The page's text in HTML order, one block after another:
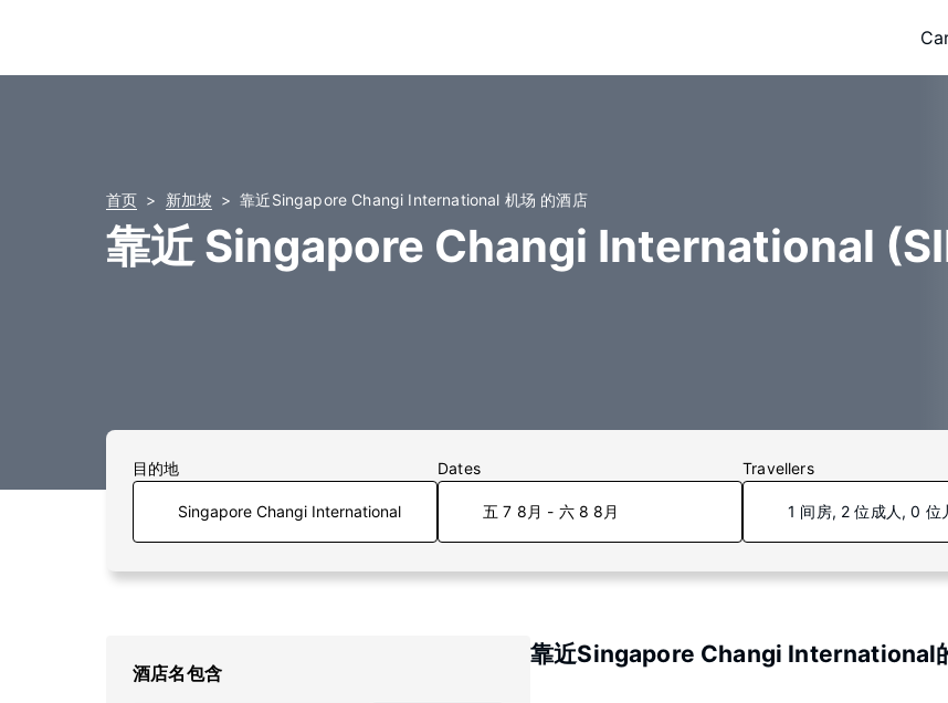
首页 新加坡 靠近Singapore Changi International 机场 的酒店
靠近 Singapore Changi International
目的地 Dates
五 7 8月 - 六 8 8月
Travellers
1 间房, 2 位成人, 0 位
酒店名包含
靠近Singapore Changi International